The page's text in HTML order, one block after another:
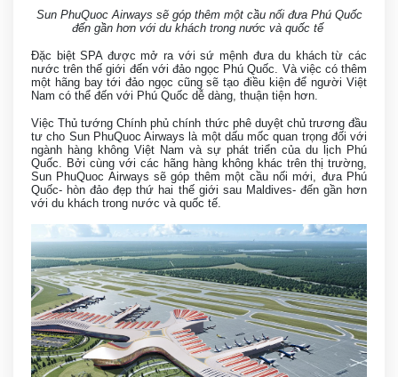
Sun PhuQuoc Airways sẽ góp thêm một cầu nối đưa Phú Quốc
đến gần hơn với du khách trong nước và quốc tế
Đặc biệt SPA được mở ra với sứ mệnh đưa du khách từ các
nước trên thế giới đến với đảo ngọc Phú Quốc. Và việc có thêm
một hãng bay tới đảo ngọc cũng sẽ tạo điều kiện để người Việt
Nam có thể đến với Phú Quốc dễ dàng, thuận tiện hơn.
Việc Thủ tướng Chính phủ chính thức phê duyệt chủ trương đầu
tư cho Sun PhuQuoc Airways là một dấu mốc quan trọng đối với
ngành hàng không Việt Nam và sự phát triển của du lịch Phú
Quốc. Bởi cùng với các hãng hàng không khác trên thị trường,
Sun PhuQuoc Airways sẽ góp thêm một cầu nối mới, đưa Phú
Quốc- hòn đảo đẹp thứ hai thế giới sau Maldives- đến gần hơn
với du khách trong nước và quốc tế.